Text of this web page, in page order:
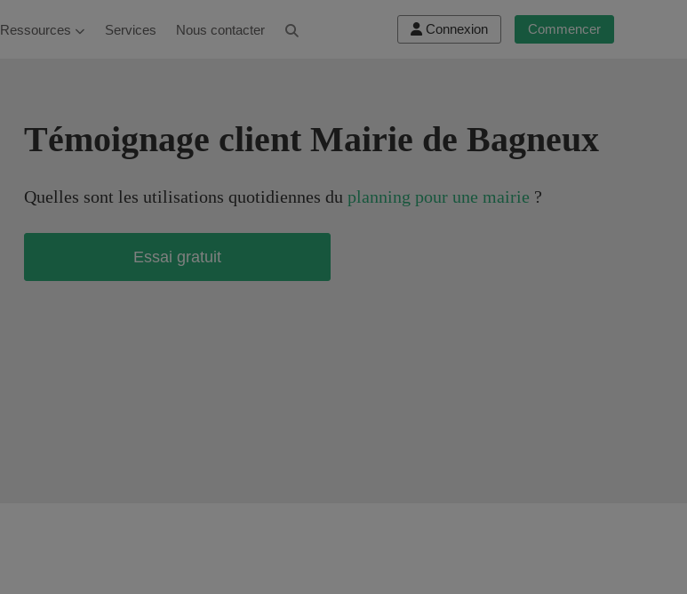
Ressources Services Nous contacter Connexion Commencer
Témoignage client Mairie de Bagneux
Quelles sont les utilisations quotidiennes du planning pour une mairie ?
Essai gratuit